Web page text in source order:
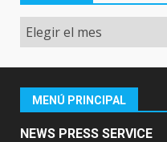
Archivo
MENÚ PRINCIPAL
NEWS PRESS SERVICE